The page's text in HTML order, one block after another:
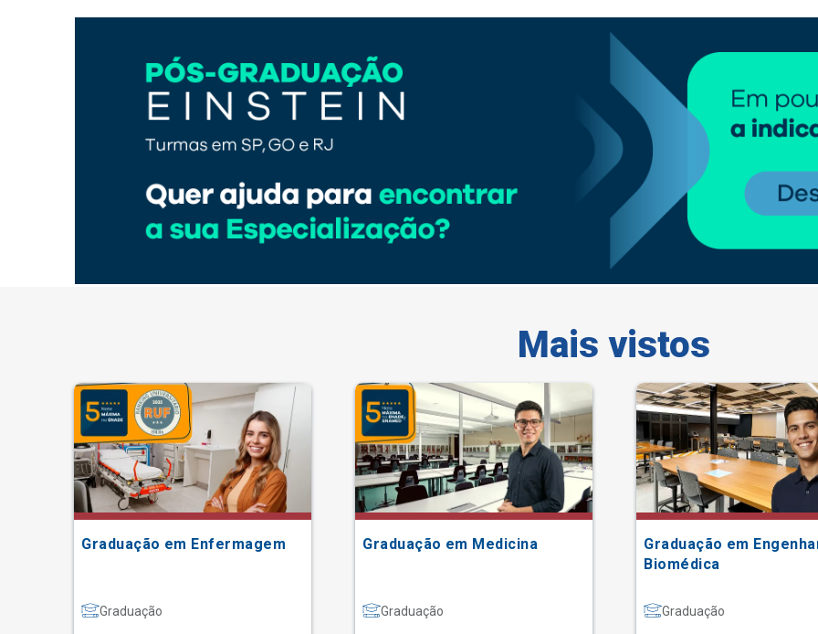
Mais vistos
Graduação em Enfermagem
Graduação
Graduação em Medicina
Graduação
Graduação em
Biomédica
Graduação